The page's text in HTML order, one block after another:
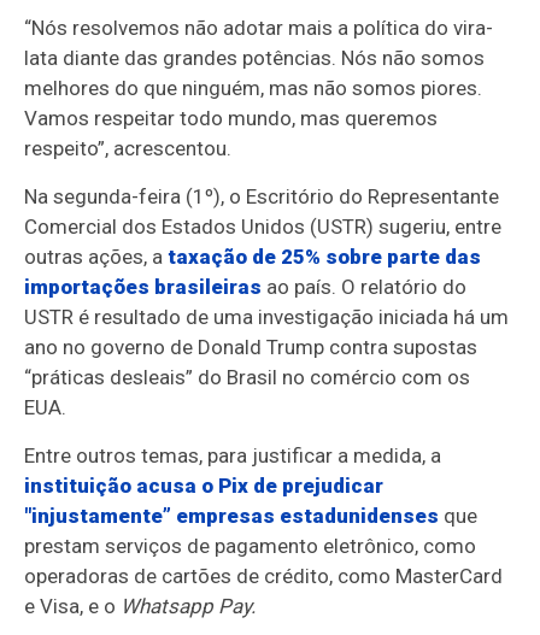
“Nós resolvemos não adotar mais a política do vira-
lata diante das grandes potências. Nós não somos
melhores do que ninguém, mas não somos piores.
Vamos respeitar todo mundo, mas queremos
respeito”, acrescentou.
Na segunda-feira (1º), o Escritório do Representante
Comercial dos Estados Unidos (USTR) sugeriu, entre
outras ações, ataxação de 25% sobre parte das
importações brasileiras ao país. O relatório do
USTR é resultado de uma investigação iniciada há um
ano no governo de Donald Trump contra supostas
“práticas desleais” do Brasil no comércio com os
EUA.
Entre outros temas, para justificar a medida, a
instituição acusa o Pix de prejudicar
"injustamente” empresas estadunidenses que
prestam serviços de pagamento eletrônico, como
operadoras de cartões de crédito, como MasterCard
e Visa, e o Whatsapp Pay.